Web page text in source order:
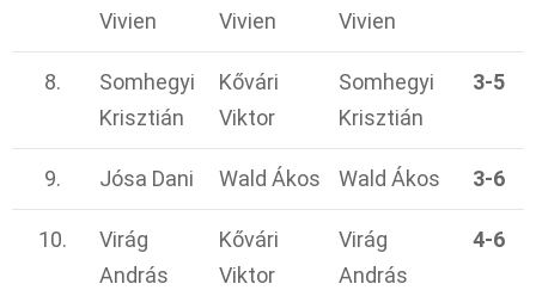
Vivien Vivien Vivien
8.
Somhegyi
Krisztián
Kővári
Viktor
Somhegyi
Krisztián
3-5
9. Jósa Dani Wald Ákos Wald Ákos 3-6
10.
Virág
András
Kővári
Viktor
Virág
András
4-6